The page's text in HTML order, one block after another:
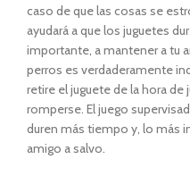
caso de que las cosas se
ayudará a que los juguetes
importante, a mantener a tu
perros es verdaderamente
retire el juguete de la hora de
romperse. El juego
duren más tiempo y, lo más
amigo a salvo.